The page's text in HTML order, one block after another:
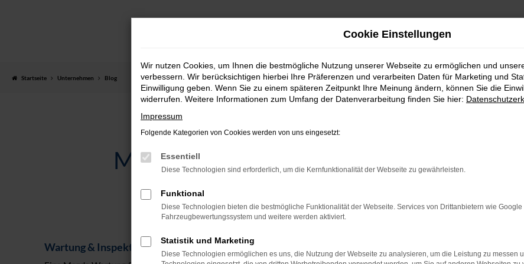
Startseite Unternehmen Blog
WARTUNG & INSPEKTION
MAZDA SERVICE IN REGENSBURG &
Wartung & Inspektion
Cookie Einstellungen
Wir nutzen Cookies, um Ihnen die bestmögliche Nutzung unserer Webseite zu ermöglichen und
verbessern. Wir berücksichtigen hierbei Ihre Präferenzen und verarbeiten Daten für Marketing und
Einwilligung geben. Wenn Sie zu einem späteren Zeitpunkt Ihre Meinung ändern, können Sie die
widerrufen. Weitere Informationen zum Umfang der Datenverarbeitung finden Sie hier:
Impressum
Folgende Kategorien von Cookies werden von uns eingesetzt:
Essentiell
Diese Technologien sind erforderlich, um die Kernfunktionalität der Webseite zu gewährleisten.
Funktional
Diese Technologien bieten die bestmögliche Funktionalität der Webseite. Services von Drittanbietern wie Google
Fahrzeugbewertungssystem und weitere werden aktiviert.
Statistik und Marketing
Diese Technologien ermöglichen es uns, die Nutzung der Webseite zu analysieren, um die Leistung zu messen